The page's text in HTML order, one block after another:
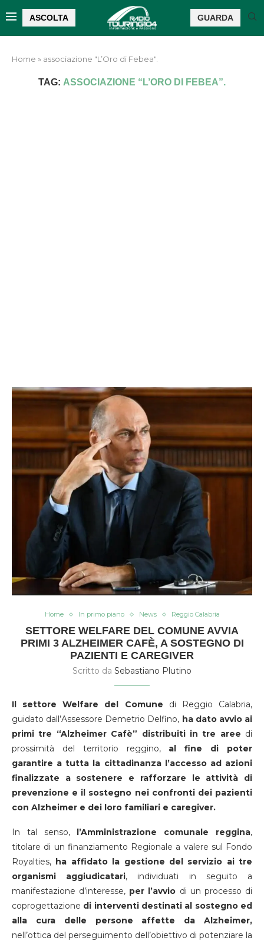
ASCOLTA GUARDA
Home » associazione "L’Oro di Febea".
TAG: ASSOCIAZIONE “L’ORO DI FEBEA”.
Home In primo piano News Reggio Calabria
SETTORE WELFARE DEL COMUNE AVVIA
PRIMI 3 ALZHEIMER CAFÈ, A SOSTEGNO DI
PAZIENTI E CAREGIVER
Scritto da Sebastiano Plutino
Il settore Welfare del Comune di Reggio Calabria,
guidato dall’Assessore Demetrio Delfino, ha dato avvio ai
primi tre “Alzheimer Cafè” distribuiti in tre aree di
prossimità del territorio reggino,al fine di poter
garantire a tutta la cittadinanza l’accesso ad azioni
finalizzate a sostenere e rafforzare le attività di
prevenzione e il sostegno nei confronti dei pazienti
con Alzheimer e dei loro familiari e caregiver.
In tal senso, l’Amministrazione comunale reggina,
titolare di un finanziamento Regionale a valere sul Fondo
Royalties, ha affidato la gestione del servizio ai tre
organismi aggiudicatari, individuati in seguito a
manifestazione d’interesse, per l’avvio di un processo di
coprogettazione di interventi destinati al sostegno ed
alla cura delle persone affette da Alzheimer,
nell’ottica del perseguimento dell’obiettivo di potenziare la